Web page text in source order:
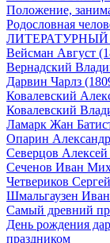
Положение,
Родословная
Вейсман Август
Вернадский
Дарвин Чарлз
Ковалевский
Ковалевский
Ламарк Жан
Опарин
Северцов
Сеченов Иван
Четвериков
Шмальгаузен
Самый древний
День рождения
праздником